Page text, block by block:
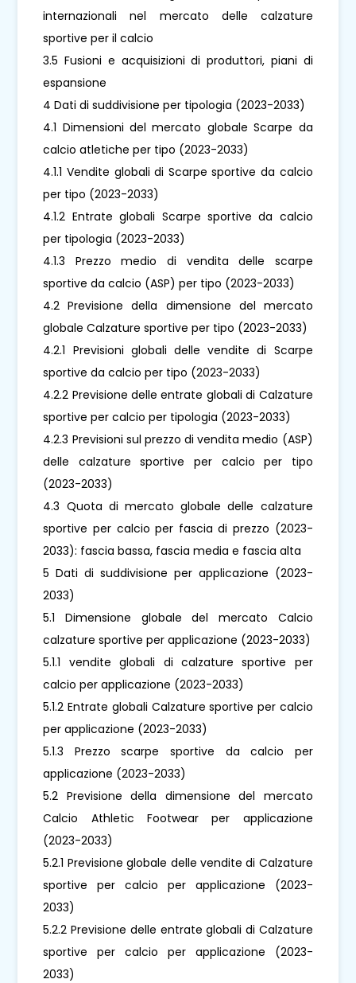
internazionali nel mercato delle calzature
sportive per il calcio
3.5 Fusioni e acquisizioni di produttori, piani di
espansione
4 Dati di suddivisione per tipologia (2023-2033)
4.1 Dimensioni del mercato globale Scarpe da
calcio atletiche per tipo (2023-2033)
4.1.1 Vendite globali di Scarpe sportive da calcio
per tipo (2023-2033)
4.1.2 Entrate globali Scarpe sportive da calcio
per tipologia (2023-2033)
4.1.3 Prezzo medio di vendita delle scarpe
sportive da calcio (ASP) per tipo (2023-2033)
4.2 Previsione della dimensione del mercato
globale Calzature sportive per tipo (2023-2033)
4.2.1 Previsioni globali delle vendite di Scarpe
sportive da calcio per tipo (2023-2033)
4.2.2 Previsione delle entrate globali di Calzature
sportive per calcio per tipologia (2023-2033)
4.2.3 Previsioni sul prezzo di vendita medio (ASP)
delle calzature sportive per calcio per tipo
(2023-2033)
4.3 Quota di mercato globale delle calzature
sportive per calcio per fascia di prezzo (2023-
2033): fascia bassa, fascia media e fascia alta
5 Dati di suddivisione per applicazione (2023-
2033)
5.1 Dimensione globale del mercato Calcio
calzature sportive per applicazione (2023-2033)
5.1.1 vendite globali di calzature sportive per
calcio per applicazione (2023-2033)
5.1.2 Entrate globali Calzature sportive per calcio
per applicazione (2023-2033)
5.1.3 Prezzo scarpe sportive da calcio per
applicazione (2023-2033)
5.2 Previsione della dimensione del mercato
Calcio Athletic Footwear per applicazione
(2023-2033)
5.2.1 Previsione globale delle vendite di Calzature
sportive per calcio per applicazione (2023-
2033)
5.2.2 Previsione delle entrate globali di Calzature
sportive per calcio per applicazione (2023-
2033)